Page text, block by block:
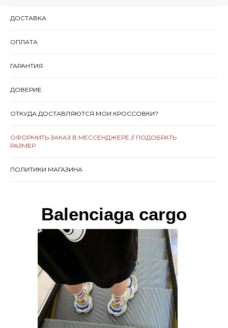
ДОСТАВКА
ОПЛАТА
ГАРАНТИЯ
ДОВЕРИЕ
ОТКУДА ДОСТАВЛЯЮТСЯ МОИ КРОССОВКИ?
ОФОРМИТЬ ЗАКАЗ В МЕССЕНДЖЕРЕ // ПОДОБРАТЬ
РАЗМЕР
ПОЛИТИКИ МАГАЗИНА
Balenciaga cargo